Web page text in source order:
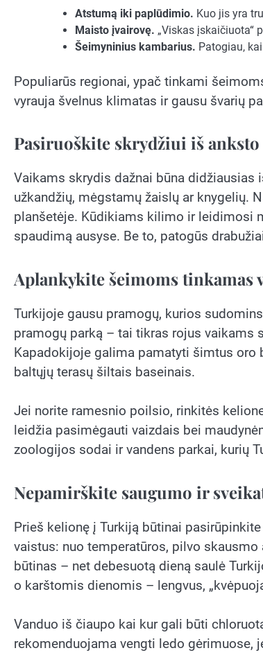
Atstumą iki paplūdimio. Kuo jis yra
Maisto įvairovę. „Viskas įskaičiuota“
Šeimyninius kambarius. Patogiau,
Populiarūs regionai, ypač tinkami
vyrauja švelnus klimatas ir gausu švarių
Pasiruoškite skrydžiui iš anksto
Vaikams skrydis dažnai būna
užkandžių, mėgstamų žaislų ar knygelių.
planšetėje. Kūdikiams kilimo ir leidimosi
spaudimą ausyse. Be to, patogūs
Aplankykite šeimoms tinkamas
Turkijoje gausu pramogų, kurios
pramogų parką – tai tikras rojus vaikams
Kapadokijoje galima pamatyti šimtus oro
baltųjų terasų šiltais baseinais.
Jei norite ramesnio poilsio, rinkitės
leidžia pasimėgauti vaizdais bei
zoologijos sodai ir vandens parkai, kurių
Nepamirškite saugumo ir
Prieš kelionę į Turkiją būtinai
vaistus: nuo temperatūros, pilvo
būtinas – net debesuotą dieną saulė
o karštomis dienomis – lengvus,
Vanduo iš čiaupo kai kur gali būti
rekomenduojama vengti ledo gėrimuose,